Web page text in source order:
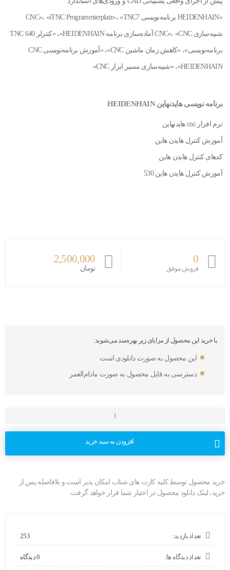
«HEIDENHAIN برنامه‌نویسی CNC»، «iTNC Programmierplatz»، «TNC7
شبیه‌سازی CNC»، «CNC آماده‌سازی برنامه HEIDENHAIN»، «کنترلر TNC 640
برنامه‌نویسی»، «کاهش زمان ماشین CNC»، «آموزش برنامه‌نویسی CNC
HEIDENHAIN»، «شبیه‌سازی مسیر ابزار CNC».
برنامه نویسی هایدنهاین HEIDENHAIN
نرم افزار cnc هایدنهاین
آموزش کنترل هایدن هاین
کدهای کنترل هایدن هاین
آموزش کنترل هایدن هاین 530
0
فروش موفق
2,500,000
تومان
با خرید این محصول از مزایای زیر بهره‌مند می‌شوید:
این محصول به صورت دانلودی است
دسترسی به فایل محصول به صورت مادام‌العمر
افزودن به سبد خرید
خرید محصول توسط کلیه کارت های شتاب امکان پذیر است و بلافاصله پس از
خرید، لینک دانلود محصول در اختیار شما قرار خواهد گرفت.
تعداد بازدید: 253
تعداد دیدگاه ها: 0 دیدگاه